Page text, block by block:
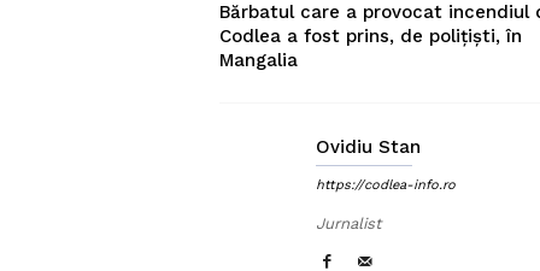
Bărbatul care a provocat incendiul
Codlea a fost prins, de polițiști, în
Mangalia
Ovidiu Stan
https://codlea-info.ro
Jurnalist